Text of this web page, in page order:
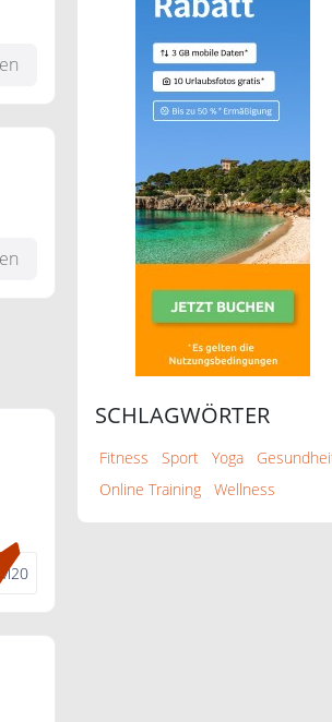
SCHLAGWÖRTER
Fitness Sport Yoga
Online Training
Wellness